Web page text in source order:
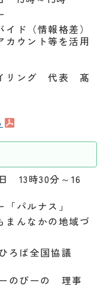
ド（情報格差）
カウント等を活用
ング 代表 髙
13時30分～16
パルナス」
まんなかの地域づ
ろば全国協議
のびーの 理事